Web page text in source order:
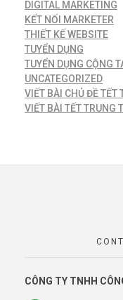
DIGITAL MARKETING
KẾT NỐI MARKETER
THIẾT KẾ WEBSITE
TUYỂN DỤNG
TUYỂN DỤNG CỘNG
UNCATEGORIZED
VIẾT BÀI CHỦ ĐỀ TẾT
VIẾT BÀI TẾT TRUNG
CÔNG TY TNHH